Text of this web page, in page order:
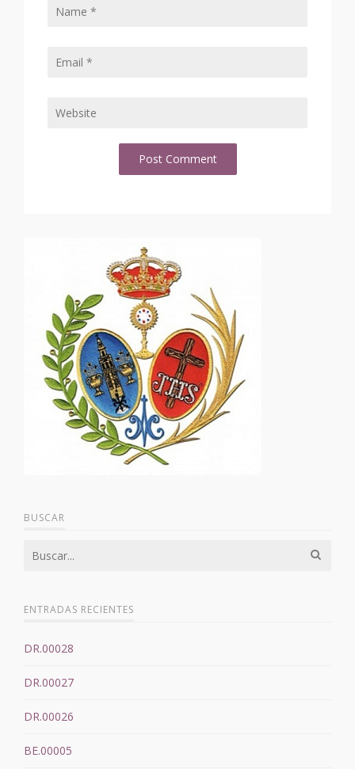
BUSCAR
ENTRADAS RECIENTES
DR.00028
DR.00027
DR.00026
BE.00005